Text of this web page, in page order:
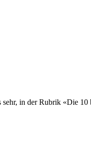
in der Rubrik «Die 10